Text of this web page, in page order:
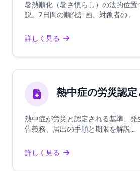
暑熱順化（暑さ慣らし）の法的位
説。7日間の順化計画、対象者の...
詳しく見る
熱中症の労災認
熱中症が労災と認定される基準、発
告義務、届出の手順と期限を解説...
詳しく見る